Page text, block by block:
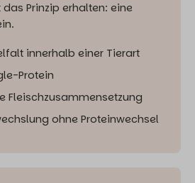
Prinzip erhalten: eine
innerhalb einer Tierart
Protein
Fleischzusammensetzung
ohne Proteinwechsel